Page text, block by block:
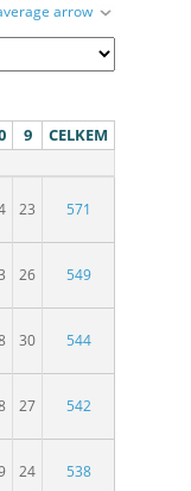
arrow
9 CELKEM
23 571
26 549
30 544
27 542
24 538